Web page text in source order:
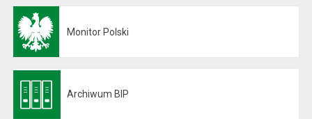
Monitor Polski
Archiwum BIP